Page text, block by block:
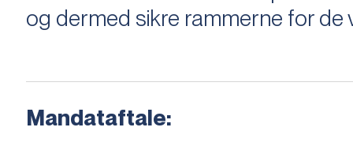
og dermed sikre rammerne for de
Mandataftale: